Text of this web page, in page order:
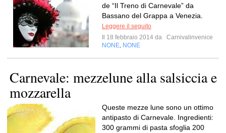
de “Il Treno di Carnevale” da
Bassano del Grappa a Venezia.
Leggere il seguito
Il 18 febbraio 2014 da
Carnivalinvenice
NONE NONE
Carnevale: mezzelune alla salsiccia e
mozzarella
Queste mezze lune sono un ottimo
antipasto di Carnevale. Ingredienti:
300 grammi di pasta sfoglia 200